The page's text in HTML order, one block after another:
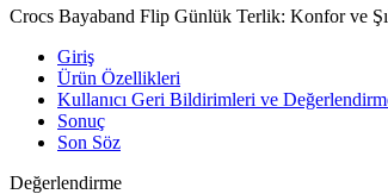
Crocs Bayaband Flip Günlük Terlik: Konfor ve
Giriş
Ürün Özellikleri
Kullanıcı Geri Bildirimleri ve
Sonuç
Son Söz
Değerlendirme